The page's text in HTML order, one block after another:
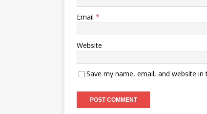
Email *
Website
Save my name, email, and website